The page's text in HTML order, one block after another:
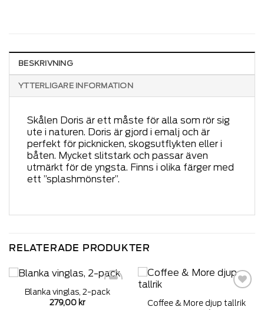
BESKRIVNING
YTTERLIGARE INFORMATION
Skålen Doris är ett måste för alla som rör sig
ute i naturen. Doris är gjord i emalj och är
perfekt för picknicken, skogsutflykten eller i
båten. Mycket slitstark och passar även
utmärkt för de yngsta. Finns i olika färger med
ett ”splashmönster”.
RELATERADE PRODUKTER
Add to
Blanka vinglas, 2-pack
279,00 kr
wishlist
Coffee & More djup tallrik